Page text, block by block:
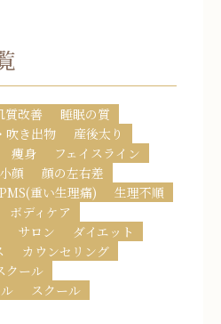
質改善
睡眠の質
吹き出物
産後太り
痩身
フェイスライン
小顔
顔の左右差
PMS(重い生理痛)
生理不順
ボディケア
サロン
ダイエット
カウンセリング
クール
スクール